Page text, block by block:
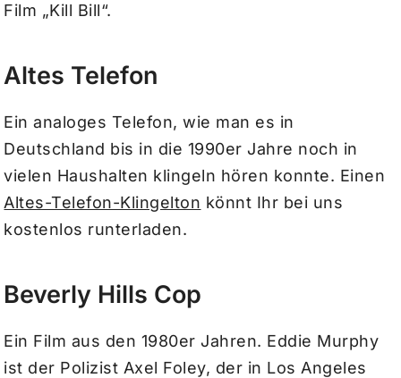
Film „Kill Bill“.
Altes Telefon
Ein analoges Telefon, wie man es in
Deutschland bis in die 1990er Jahre noch in
vielen Haushalten klingeln hören konnte. Einen
Altes-Telefon-Klingelton könnt Ihr bei uns
kostenlos runterladen.
Beverly Hills Cop
Ein Film aus den 1980er Jahren. Eddie Murphy
ist der Polizist Axel Foley, der in Los Angeles